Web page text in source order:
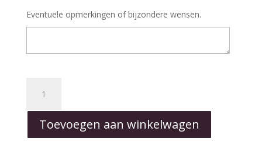
Eventuele opmerkingen of bijzondere wensen.
Pendant
Silver
aantal
Toevoegen aan winkelwagen